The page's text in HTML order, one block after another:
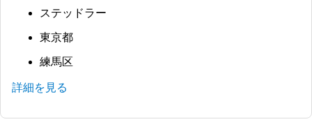
ステッドラー
東京都
練馬区
詳細を見る